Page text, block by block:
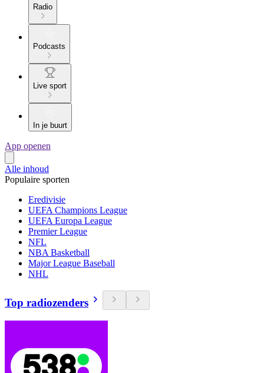
Radio
Podcasts
Live sport
In je buurt
App openen
Alle inhoud
Populaire sporten
Eredivisie
UEFA Champions League
UEFA Europa League
Premier League
NFL
NBA Basketball
Major League Baseball
NHL
Top radiozenders